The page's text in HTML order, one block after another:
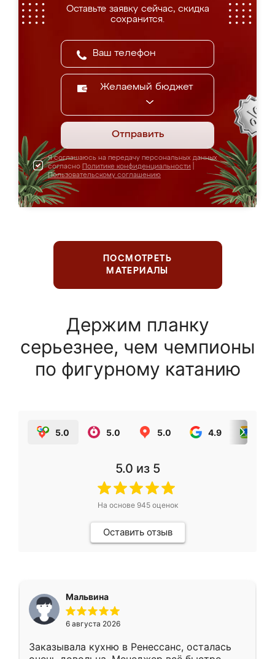
Оставьте заявку сейчас, скидка
сохранится.
Желаемый бюджет
Отправить
Я соглашаюсь на передачу персональных данных
согласно Политике конфиденциальности
Пользовательскому соглашению
ПОСМОТРЕТЬ
МАТЕРИАЛЫ
Держим планку
серьезнее, чем чемпионы
по фигурному катанию
5.0 5.0 5.0 4.9
5.0 из 5
На основе 945оценок
Оставить отзыв
Мальвина
6 августа 2026
Заказывала кухню в Ренессанс, осталась